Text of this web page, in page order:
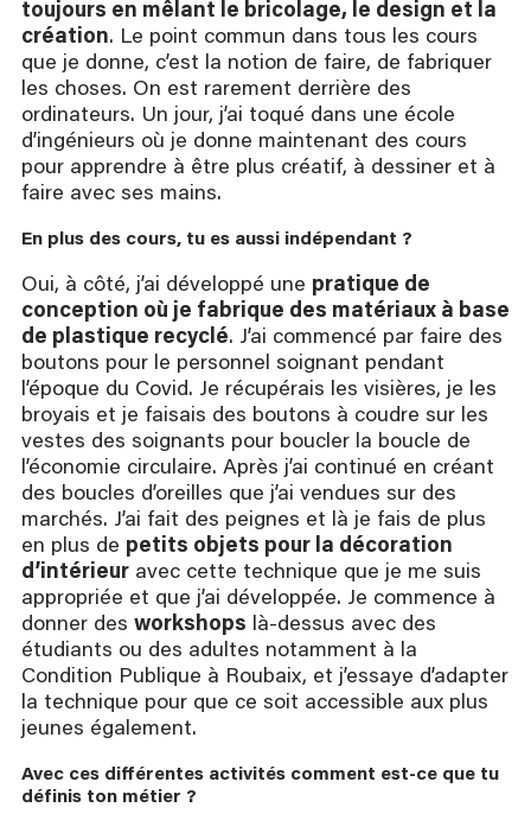
toujours en mêlant le bricolage, le design et la
création. Le point commun dans tous les cours
que je donne, c’est la notion de faire, de fabriquer
les choses. On est rarement derrière des
ordinateurs. Un jour, j’ai toqué dans une école
d’ingénieurs où je donne maintenant des cours
pour apprendre à être plus créatif, à dessiner et à
faire avec ses mains.
En plus des cours, tu es aussi indépendant ?
Oui, à côté, j’ai développé une pratique de
conception où je fabrique des matériaux à base
de plastique recyclé. J’ai commencé par faire des
boutons pour le personnel soignant pendant
l’époque du Covid. Je récupérais les visières, je les
broyais et je faisais des boutons à coudre sur les
vestes des soignants pour boucler la boucle de
l’économie circulaire. Après j’ai continué en créant
des boucles d’oreilles que j’ai vendues sur des
marchés. J’ai fait des peignes et là je fais de plus
en plus de petits objets pour la décoration
d’intérieur avec cette technique que je me suis
appropriée et que j’ai développée. Je commence à
donner des workshops là-dessus avec des
étudiants ou des adultes notamment à la
Condition Publique à Roubaix, et j’essaye d’adapter
la technique pour que ce soit accessible aux plus
jeunes également.
Avec ces différentes activités comment est-ce que tu
définis ton métier ?